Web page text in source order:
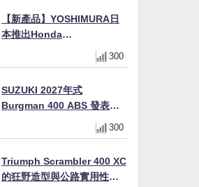
【新產品】YOSHIMURA日
本推出Honda
CB1000F/CB1000 HORNET
專用水箱護網，六角網紋設
300
SUZUKI 2027年式
Burgman 400 ABS 發表！
8/18日本上市、支援E10汽油
售價98萬100日圓
300
Triumph Scrambler 400 XC
的狂野造型與公路實用性的